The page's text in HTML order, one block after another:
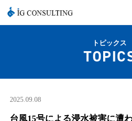
トピックス
2025.09.08
台風15号による浸水被害に遭